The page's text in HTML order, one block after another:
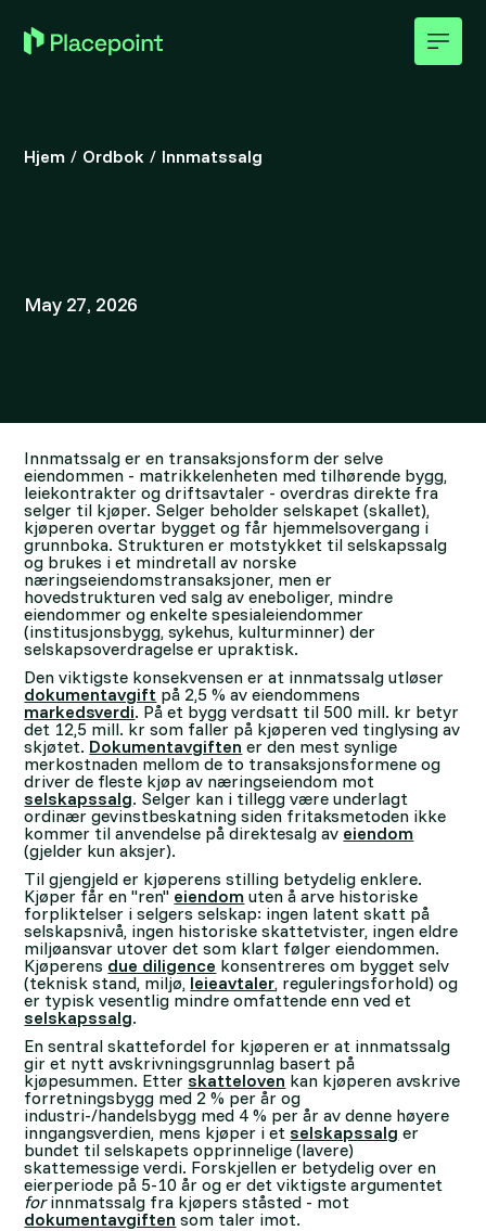
Hjem / Ordbok / Innmatssalg
May 27, 2026
Innmatssalg er en transaksjonsform der selve
eiendommen - matrikkelenheten med tilhørende bygg,
leiekontrakter og driftsavtaler - overdras direkte fra
selger til kjøper. Selger beholder selskapet (skallet),
kjøperen overtar bygget og får hjemmelsovergang i
grunnboka. Strukturen er motstykket til selskapssalg
og brukes i et mindretall av norske
næringseiendomstransaksjoner, men er
hovedstrukturen ved salg av eneboliger, mindre
eiendommer og enkelte spesialeiendommer
(institusjonsbygg, sykehus, kulturminner) der
selskapsoverdragelse er upraktisk.
Den viktigste konsekvensen er at innmatssalg utløser
dokumentavgift på 2,5 % av eiendommens
markedsverdi. På et bygg verdsatt til 500 mill. kr betyr
det 12,5 mill. kr som faller på kjøperen ved tinglysing av
skjøtet. Dokumentavgiften er den mest synlige
merkostnaden mellom de to transaksjonsformene og
driver de fleste kjøp av næringseiendom mot
selskapssalg. Selger kan i tillegg være underlagt
ordinær gevinstbeskatning siden fritaksmetoden ikke
kommer til anvendelse på direktesalg av eiendom
(gjelder kun aksjer).
Til gjengjeld er kjøperens stilling betydelig enklere.
Kjøper får en "ren" eiendom uten å arve historiske
forpliktelser i selgers selskap: ingen latent skatt på
selskapsnivå, ingen historiske skattetvister, ingen eldre
miljøansvar utover det som klart følger eiendommen.
Kjøperens due diligence konsentreres om bygget selv
(teknisk stand, miljø, leieavtaler, reguleringsforhold) og
er typisk vesentlig mindre omfattende enn ved et
selskapssalg.
En sentral skattefordel for kjøperen er at innmatssalg
gir et nytt avskrivningsgrunnlag basert på
kjøpesummen. Etter skatteloven kan kjøperen avskrive
forretningsbygg med 2 % per år og
industri-/handelsbygg med 4 % per år av denne høyere
inngangsverdien, mens kjøper i et selskapssalg er
bundet til selskapets opprinnelige (lavere)
skattemessige verdi. Forskjellen er betydelig over en
eierperiode på 5-10 år og er det viktigste argumentet
forinnmatssalg fra kjøpers ståsted - mot
dokumentavgiften som taler imot.